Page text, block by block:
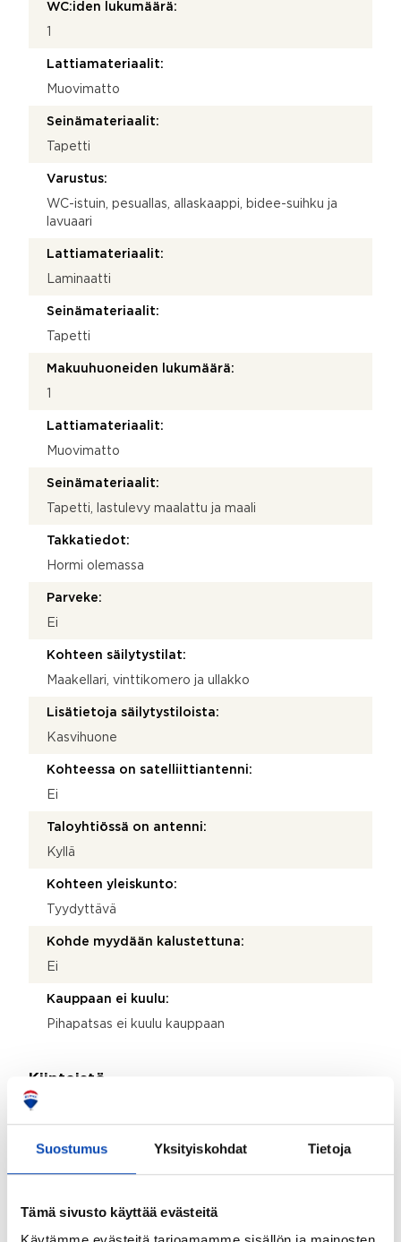
Suostumus Yksityiskohdat Tietoja
Tämä sivusto käyttää evästeitä
WC:iden lukumäärä:
Lattiamateriaalit:
Muovimatto
Seinämateriaalit:
Tapetti
Varustus:
WC-istuin, pesuallas, allaskaappi, bidee-suihku ja
lavuaari
Lattiamateriaalit:
Laminaatti
Seinämateriaalit:
Tapetti
Makuuhuoneiden lukumäärä:
Lattiamateriaalit:
Muovimatto
Seinämateriaalit:
Tapetti, lastulevy maalattu ja maali
Takkatiedot:
Hormi olemassa
Parveke:
Ei
Kohteen säilytystilat:
Maakellari, vinttikomero ja ullakko
Lisätietoja säilytystiloista:
Kasvihuone
Kohteessa on satelliittiantenni:
Ei
Taloyhtiössä on antenni:
Kyllä
Kohteen yleiskunto:
Tyydyttävä
Kohde myydään kalustettuna:
Ei
Kauppaan ei kuulu:
Pihapatsas ei kuulu kauppaan
Kiinteistö
398-407-2-71
Valmistumisvuosi:
Käyttöönottovuosi: